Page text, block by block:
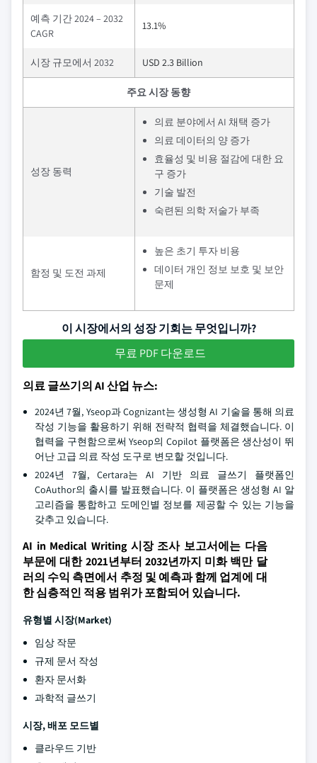
예측 기간 2024 – 2032
CAGR
13.1%
시장 규모에서 2032 USD 2.3 Billion
주요 시장 동향
성장 동력
의료 분야에서 AI 채택 증가
의료 데이터의 양 증가
효율성 및 비용 절감에 대한 요
구 증가
기술 발전
숙련된 의학 저술가 부족
함정 및 도전 과제
높은 초기 투자 비용
데이터 개인 정보 보호 및 보안
문제
이 시장에서의 성장 기회는 무엇입니까?
무료 PDF 다운로드
의료 글쓰기의 AI 산업 뉴스:
2024년 7월, Yseop과 Cognizant는 생성형 AI 기술을 통해 의료
작성 기능을 활용하기 위해 전략적 협력을 체결했습니다. 이
협력을 구현함으로써 Yseop의 Copilot 플랫폼은 생산성이 뛰
어난 고급 의료 작성 도구로 변모할 것입니다.
2024년 7월, Certara는 AI 기반 의료 글쓰기 플랫폼인
CoAuthor의 출시를 발표했습니다. 이 플랫폼은 생성형 AI 알
고리즘을 통합하고 도메인별 정보를 제공할 수 있는 기능을
갖추고 있습니다.
AI in Medical Writing 시장 조사 보고서에는 다음
부문에 대한 2021년부터 2032년까지 미화 백만 달
러의 수익 측면에서 추정 및 예측과 함께 업계에 대
한 심층적인 적용 범위가 포함되어 있습니다.
유형별 시장(Market)
임상 작문
규제 문서 작성
환자 문서화
과학적 글쓰기
시장, 배포 모드별
클라우드 기반